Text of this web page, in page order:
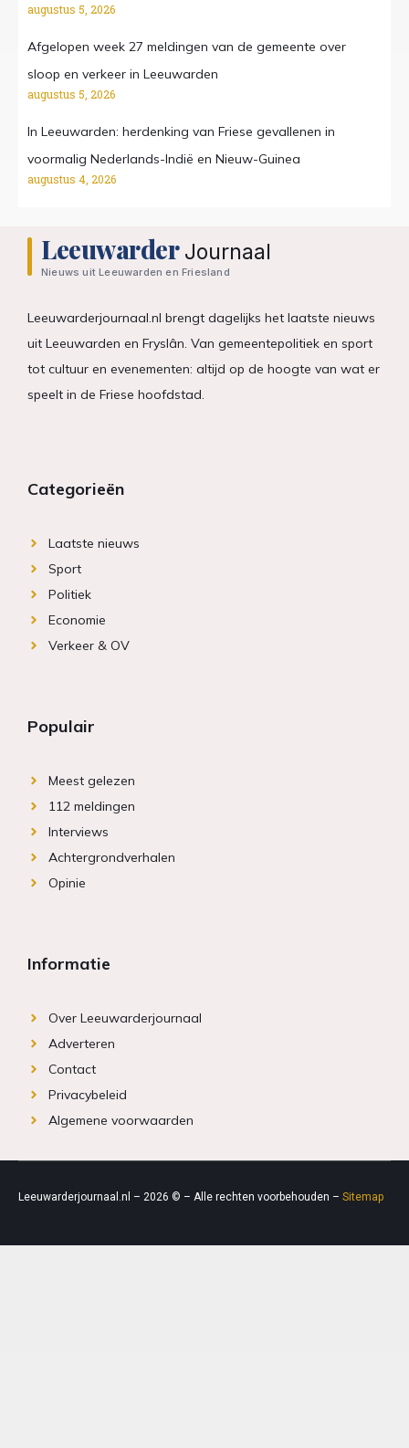
augustus 5, 2026
Afgelopen week 27 meldingen van de gemeente over
sloop en verkeer in Leeuwarden
augustus 5, 2026
In Leeuwarden: herdenking van Friese gevallenen in
voormalig Nederlands-Indië en Nieuw-Guinea
augustus 4, 2026
Leeuwarder Journaal
Nieuws uit Leeuwarden en Friesland
Leeuwarderjournaal.nl brengt dagelijks het laatste nieuws
uit Leeuwarden en Fryslân. Van gemeentepolitiek en sport
tot cultuur en evenementen: altijd op de hoogte van wat er
speelt in de Friese hoofdstad.
Categorieën
Laatste nieuws
Sport
Politiek
Economie
Verkeer & OV
Populair
Meest gelezen
112 meldingen
Interviews
Achtergrondverhalen
Opinie
Informatie
Over Leeuwarderjournaal
Adverteren
Contact
Privacybeleid
Algemene voorwaarden
Leeuwarderjournaal.nl – 2026 © – Alle rechten voorbehouden – Sitemap